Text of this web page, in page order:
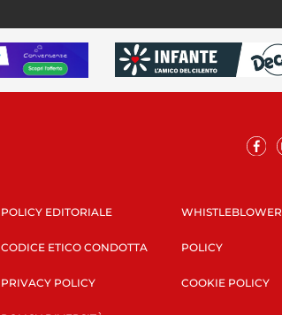
POLICY EDITORIALE
CODICE ETICO CONDOTTA
PRIVACY POLICY
WHISTLEBLOWER
POLICY
COOKIE POLICY